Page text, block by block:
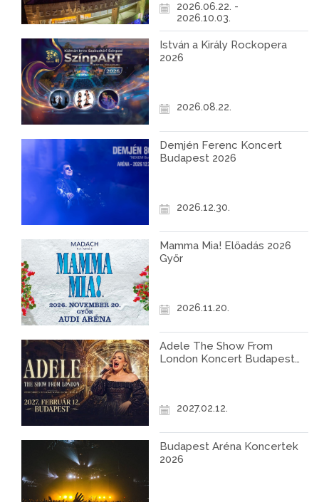
2026.06.22. -
2026.10.03.
István a Király Rockopera
2026
2026.08.22.
Demjén Ferenc Koncert
Budapest 2026
2026.12.30.
Mamma Mia! Előadás 2026
Győr
2026.11.20.
Adele The Show From
London Koncert Budapest
2027.02.12.
Budapest Aréna Koncertek
2026